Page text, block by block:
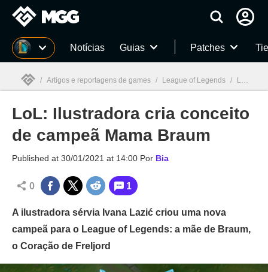
Millenium Notícias Guias Patches
Millenium
/ Artigos e reportagens de games / League of Legends / LoL: Ilustradora cria conceito de campeã Mama Braum
LoL: Ilustradora cria conceito
de campeã Mama Braum
Published at 30/01/2021 at 14:00 Por Bia
0 1
A ilustradora sérvia Ivana Lazić criou uma nova
campeã para o League of Legends: a mãe de Braum,
o Coração de Freljord